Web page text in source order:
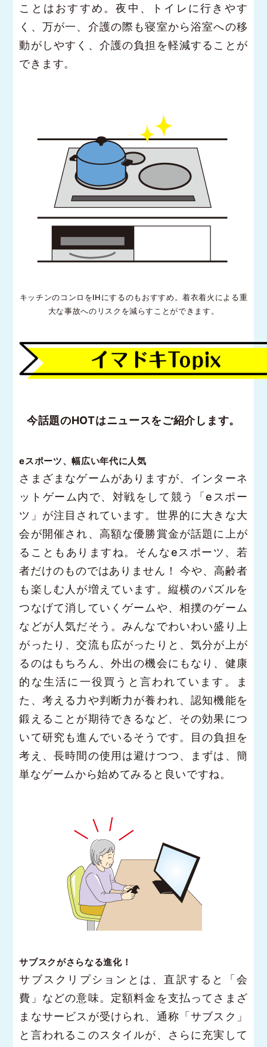
ことはおすすめ。夜中、トイレに行きやす
く、万が一、介護の際も寝室から浴室への移
動がしやすく、介護の負担を軽減することが
できます。
キッチンのコンロをIHにするのもおすすめ。着衣着火による重
大な事故へのリスクを減らすことができます。
今話題のHOTはニュースをご紹介します。
eスポーツ、幅広い年代に人気
さまざまなゲームがありますが、インターネ
ットゲーム内で、対戦をして競う「eスポー
ツ」が注目されています。世界的に大きな大
会が開催され、高額な優勝賞金が話題に上が
ることもありますね。そんなeスポーツ、若
者だけのものではありません！ 今や、高齢者
も楽しむ人が増えています。縦横のパズルを
つなげて消していくゲームや、相撲のゲーム
などが人気だそう。みんなでわいわい盛り上
がったり、交流も広がったりと、気分が上が
るのはもちろん、外出の機会にもなり、健康
的な生活に一役買うと言われています。ま
た、考える力や判断力が養われ、認知機能を
鍛えることが期待できるなど、その効果につ
いて研究も進んでいるそうです。目の負担を
考え、長時間の使用は避けつつ、まずは、簡
単なゲームから始めてみると良いですね。
サブスクがさらなる進化！
サブスクリプションとは、直訳すると「会
費」などの意味。定額料金を支払ってさまざ
まなサービスが受けられ、通称「サブスク」
と言われるこのスタイルが、さらに充実して